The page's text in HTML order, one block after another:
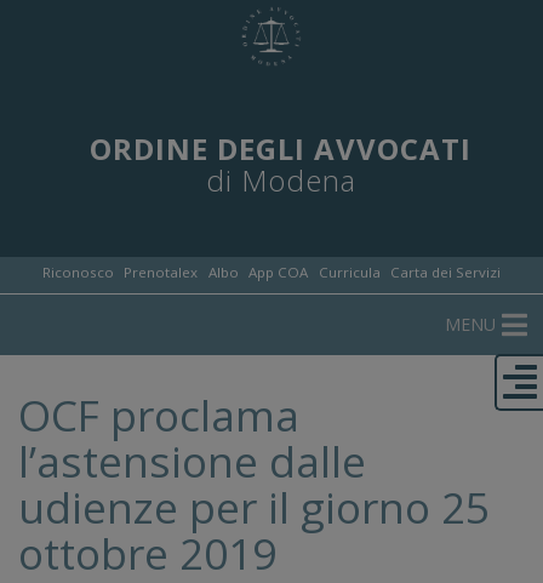
ORDINE DEGLI AVVOCATI
di Modena
Riconosco Prenotalex Albo App COA Curricula Carta dei Servizi
MENU
OCF proclama
l’astensione dalle
udienze per il giorno 25
ottobre 2019